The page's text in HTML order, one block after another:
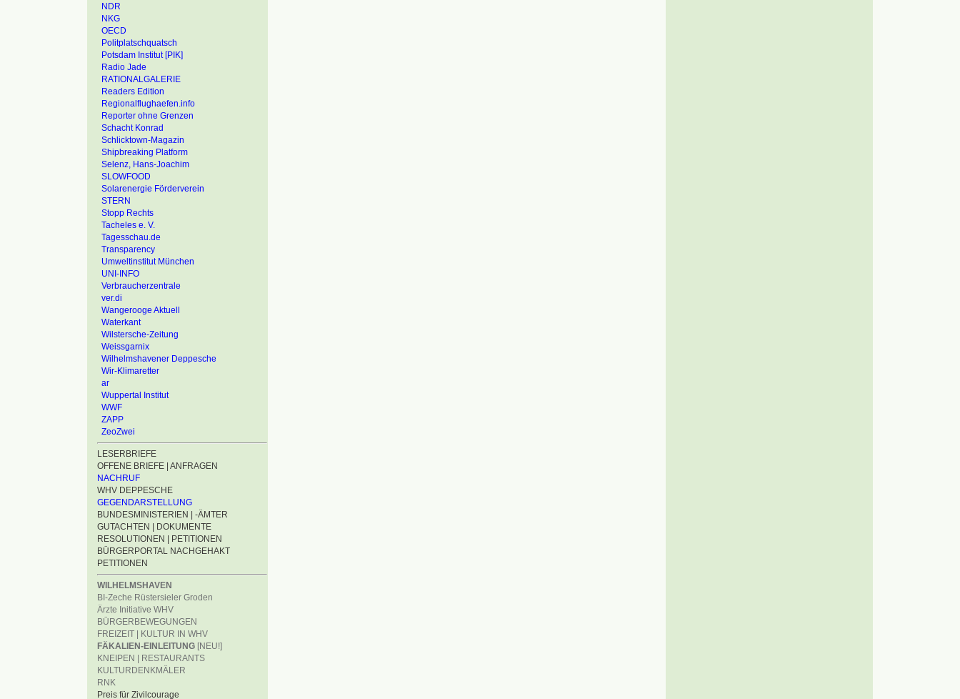
NDR
NKG
OECD
Politplatschquatsch
Potsdam Institut [PIK]
Radio Jade
RATIONALGALERIE
Readers Edition
Regionalflughaefen.info
Reporter ohne Grenzen
Schacht Konrad
Schlicktown-Magazin
Shipbreaking Platform
Selenz, Hans-Joachim
SLOWFOOD
Solarenergie Förderverein
STERN
Stopp Rechts
Tacheles e. V.
Tagesschau.de
Transparency
Umweltinstitut München
UNI-INFO
Verbraucherzentrale
ver.di
Wangerooge Aktuell
Waterkant
Wilstersche-Zeitung
Weissgarnix
Wilhelmshavener Deppesche
Wir-Klimaretter
ar
Wuppertal Institut
WWF
ZAPP
ZeoZwei
LESERBRIEFE
OFFENE BRIEFE | ANFRAGEN
NACHRUF
WHV DEPPESCHE
GEGENDARSTELLUNG
BUNDESMINISTERIEN | -ÄMTER
GUTACHTEN | DOKUMENTE
RESOLUTIONEN | PETITIONEN
BÜRGERPORTAL NACHGEHAKT
PETITIONEN
WILHELMSHAVEN
BI-Zeche Rüstersieler Groden
Ärzte Initiative WHV
BÜRGERBEWEGUNGEN
FREIZEIT | KULTUR IN WHV
FÄKALIEN-EINLEITUNG [NEU!]
KNEIPEN | RESTAURANTS
KULTURDENKMÄLER
RNK
Preis für Zivilcourage